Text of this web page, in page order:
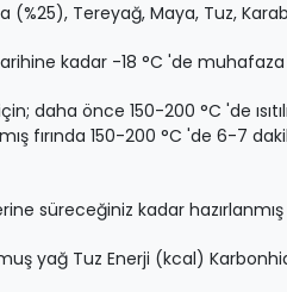
(%25), Tereyağ, Maya, Tuz,
tarihine kadar -18 °C 'de
için; daha önce 150-200 °C 'de
fırında 150-200 °C 'de 6-7
süreceğiniz kadar
yağ Tuz Enerji (kcal)